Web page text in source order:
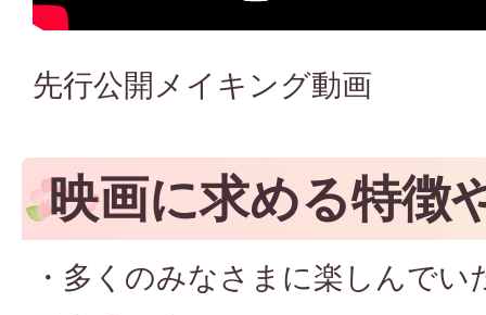
先行公開メイキング動画
映画に求める特徴
・多くのみなさまに楽しんで